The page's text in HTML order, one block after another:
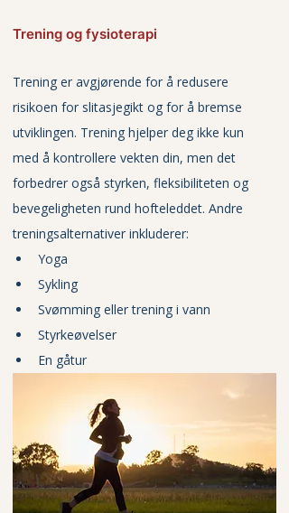
Trening og fysioterapi
Trening er avgjørende for å redusere
risikoen for slitasjegikt og for å bremse
utviklingen. Trening hjelper deg ikke kun
med å kontrollere vekten din, men det
forbedrer også styrken, fleksibiliteten og
bevegeligheten rund hofteleddet. Andre
treningsalternativer inkluderer:
Yoga
Sykling
Svømming eller trening i vann
Styrkeøvelser
En gåtur